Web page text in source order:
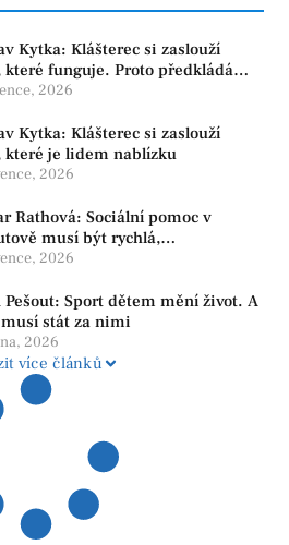
Kytka: Klášterec si zaslouží
které funguje. Proto předkládáme
který řeší skutečné problémy
2026
Kytka: Klášterec si zaslouží
které je lidem nablízku
2026
Rathová: Sociální pomoc v
musí být rychlá,
a férová. Ne udržovat lidi v
2026
Sport dětem mění život. A
stát za nimi
2026
více článků